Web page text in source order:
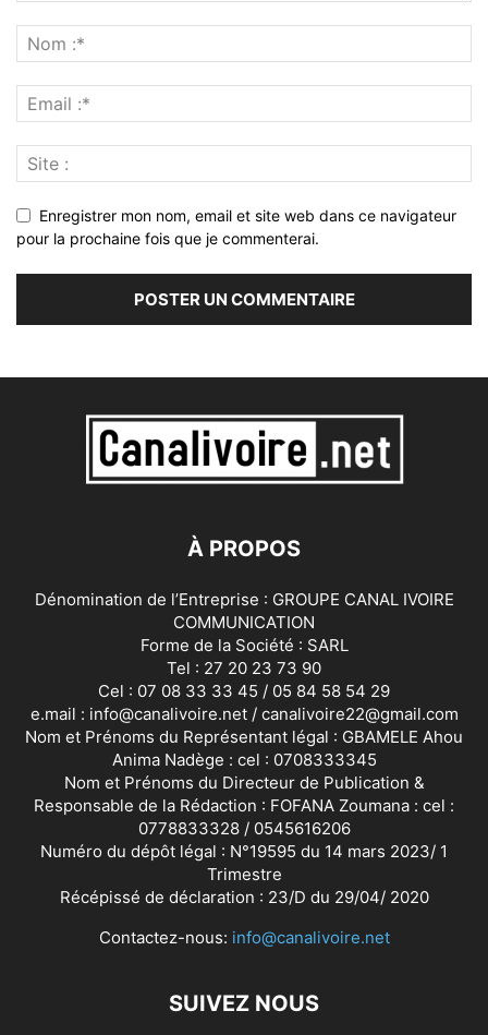
Enregistrer mon nom, email et site web dans ce navigateur
pour la prochaine fois que je commenterai.
À PROPOS
Dénomination de l’Entreprise : GROUPE CANAL IVOIRE
COMMUNICATION
Forme de la Société : SARL
Tel : 27 20 23 73 90
Cel : 07 08 33 33 45 / 05 84 58 54 29
e.mail : info@canalivoire.net / canalivoire22@gmail.com
Nom et Prénoms du Représentant légal : GBAMELE Ahou
Anima Nadège : cel : 0708333345
Nom et Prénoms du Directeur de Publication &
Responsable de la Rédaction : FOFANA Zoumana : cel :
0778833328 / 0545616206
Numéro du dépôt légal : N°19595 du 14 mars 2023/ 1
Trimestre
Récépissé de déclaration : 23/D du 29/04/ 2020
Contactez-nous: info@canalivoire.net
SUIVEZ NOUS